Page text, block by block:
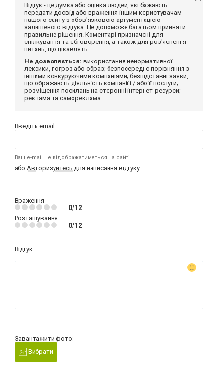
Відгук - це думка або оцінка людей, які бажають
передати досвід або враження іншим користувачам
нашого сайту з обов'язковою аргументацією
залишеного відгука. Це допоможе багатьом прийняти
правильне рішення. Коментарі призначені для
спілкування та обговорення, а також для роз'яснення
питань, що цікавлять.
Не дозволяється: використання ненормативної
лексики, погроз або образ; безпосереднє порівняння з
іншими конкуруючими компаніями; безпідставні заяви,
що ображають діяльність компанії і / або її послуги;
розміщення посилань на сторонні інтернет-ресурси;
реклама та самореклама.
Введіть email:
Ваш e-mail не відображатиметься на сайті
або Авторизуйтесь для написання відгуку
Враження
0/12
Розташування
0/12
Відгук:
Завантажити фото:
Вибрати